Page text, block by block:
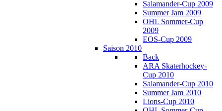
Salamander-Cup 2009
Summer Jam 2009
OHL Sommer-Cup
2009
EOS-Cup 2009
Saison 2010
Back
ARA Skaterhockey-
Cup 2010
Salamander-Cup 2010
Summer Jam 2010
Lions-Cup 2010